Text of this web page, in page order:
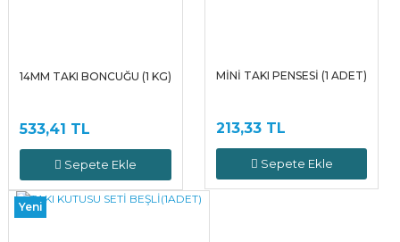
14MM TAKI BONCUĞU (1 KG)
533,41 TL
Sepete Ekle
MİNİ TAKI PENSESİ (1 ADET)
213,33 TL
Sepete Ekle
Yeni